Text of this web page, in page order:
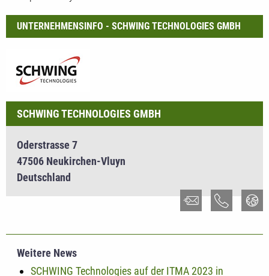
UNTERNEHMENSINFO - SCHWING TECHNOLOGIES GMBH
SCHWING TECHNOLOGIES GMBH
Oderstrasse 7
47506 Neukirchen-Vluyn
Deutschland
Weitere News
SCHWING Technologies auf der ITMA 2023 in